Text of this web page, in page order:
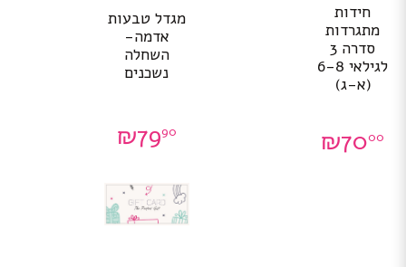
חידות
מתגרדות
סדרה 3
לגילאי 6-8
(א-ג)
₪7000
מגדל טבעות
אדמה-
השחלה
נשכנים
₪7990